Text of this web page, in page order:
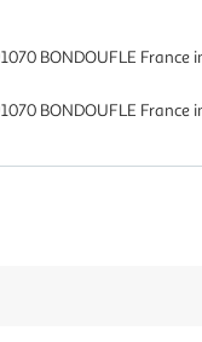
BONDOUFLE France
BONDOUFLE France